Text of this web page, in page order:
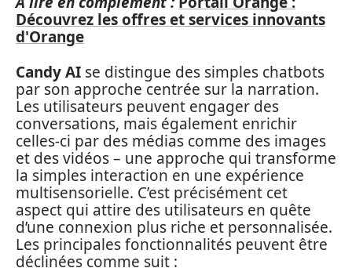
Découvrez les offres et services innovants
d'Orange
Candy AI se distingue des simples chatbots
par son approche centrée sur la narration.
Les utilisateurs peuvent engager des
conversations, mais également enrichir
celles-ci par des médias comme des images
et des vidéos – une approche qui transforme
la simples interaction en une expérience
multisensorielle. C’est précisément cet
aspect qui attire des utilisateurs en quête
d’une connexion plus riche et personnalisée.
Les principales fonctionnalités peuvent être
déclinées comme suit :